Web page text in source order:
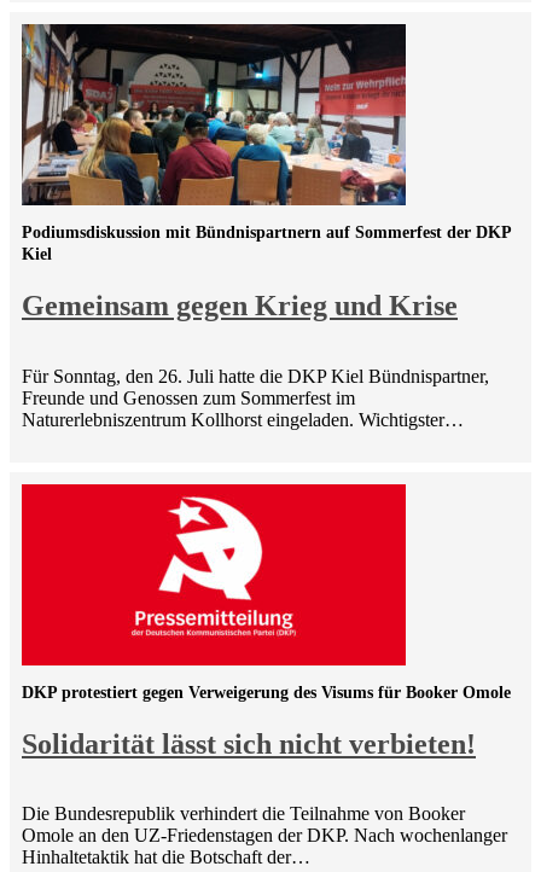
Gemeinsam gegen Krieg und Krise
Podiumsdiskussion mit Bündnispartnern auf Sommerfest der DKP
Kiel
Für Sonntag, den 26. Juli hatte die DKP Kiel Bündnispartner,
Freunde und Genossen zum Sommerfest im
Naturerlebniszentrum Kollhorst eingeladen. Wichtigster…
Solidarität lässt sich nicht verbieten!
DKP protestiert gegen Verweigerung des Visums für Booker Omole
Die Bundesrepublik verhindert die Teilnahme von Booker
Omole an den UZ-Friedenstagen der DKP. Nach wochenlanger
Hinhaltetaktik hat die Botschaft der…